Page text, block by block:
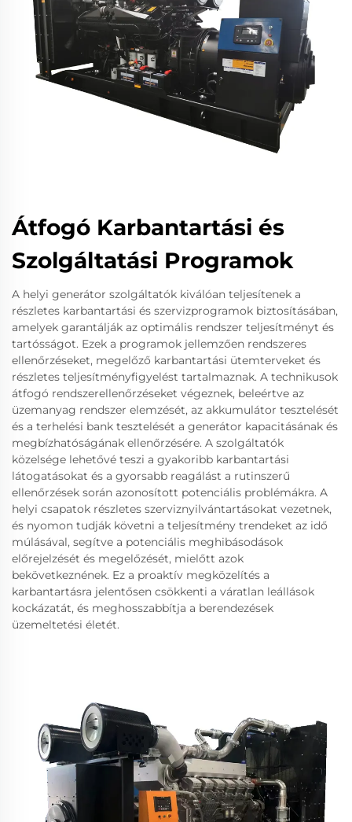
Átfogó Karbantartási és
Szolgáltatási Programok
A helyi generátor szolgáltatók kiválóan teljesítenek a
részletes karbantartási és szervizprogramok biztosításában,
amelyek garantálják az optimális rendszer teljesítményt és
tartósságot. Ezek a programok jellemzően rendszeres
ellenőrzéseket, megelőző karbantartási ütemterveket és
részletes teljesítményfigyelést tartalmaznak. A technikusok
átfogó rendszerellenőrzéseket végeznek, beleértve az
üzemanyag rendszer elemzését, az akkumulátor tesztelését
és a terhelési bank tesztelését a generátor kapacitásának és
megbízhatóságának ellenőrzésére. A szolgáltatók
közelsége lehetővé teszi a gyakoribb karbantartási
látogatásokat és a gyorsabb reagálást a rutinszerű
ellenőrzések során azonosított potenciális problémákra. A
helyi csapatok részletes szerviznyilvántartásokat vezetnek,
és nyomon tudják követni a teljesítmény trendeket az idő
múlásával, segítve a potenciális meghibásodások
előrejelzését és megelőzését, mielőtt azok
bekövetkeznének. Ez a proaktív megközelítés a
karbantartásra jelentősen csökkenti a váratlan leállások
kockázatát, és meghosszabbítja a berendezések
üzemeltetési életét.